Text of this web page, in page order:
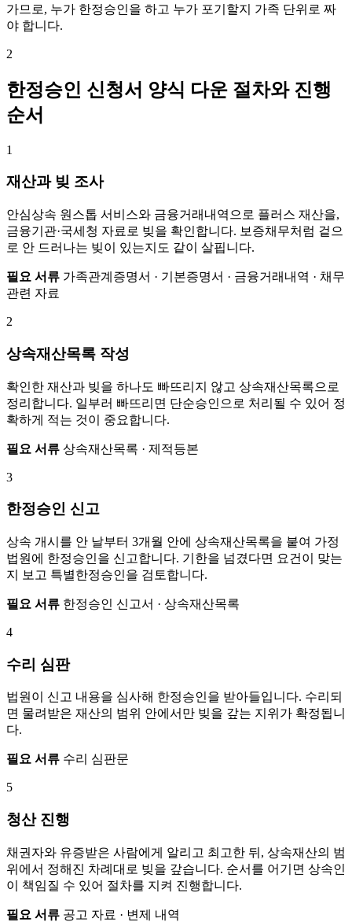
가므로, 누가 한정승인을 하고 누가 포기할지 가족 단위로 짜
야 합니다.
2
한정승인 신청서 양식 다운 절차와 진행
순서
1
재산과 빚 조사
안심상속 원스톱 서비스와 금융거래내역으로 플러스 재산을,
금융기관·국세청 자료로 빚을 확인합니다. 보증채무처럼 겉으
로 안 드러나는 빚이 있는지도 같이 살핍니다.
필요 서류 가족관계증명서 · 기본증명서 · 금융거래내역 · 채무
관련 자료
2
상속재산목록 작성
확인한 재산과 빚을 하나도 빠뜨리지 않고 상속재산목록으로
정리합니다. 일부러 빠뜨리면 단순승인으로 처리될 수 있어 정
확하게 적는 것이 중요합니다.
필요 서류 상속재산목록 · 제적등본
3
한정승인 신고
상속 개시를 안 날부터 3개월 안에 상속재산목록을 붙여 가정
법원에 한정승인을 신고합니다. 기한을 넘겼다면 요건이 맞는
지 보고 특별한정승인을 검토합니다.
필요 서류 한정승인 신고서 · 상속재산목록
4
수리 심판
법원이 신고 내용을 심사해 한정승인을 받아들입니다. 수리되
면 물려받은 재산의 범위 안에서만 빚을 갚는 지위가 확정됩니
다.
필요 서류 수리 심판문
5
청산 진행
채권자와 유증받은 사람에게 알리고 최고한 뒤, 상속재산의 범
위에서 정해진 차례대로 빚을 갚습니다. 순서를 어기면 상속인
이 책임질 수 있어 절차를 지켜 진행합니다.
필요 서류 공고 자료 · 변제 내역